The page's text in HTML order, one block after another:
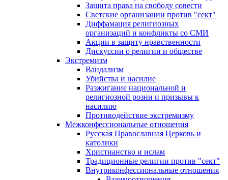
Защита права на свободу совести
Светские организации против "сект"
Диффамация религиозных
организаций и конфликты со СМИ
Акции в защиту нравственности
Дискуссии о религии и обществе
Экстремизм
Вандализм
Убийства и насилие
Разжигание национальной и
религиозной розни и призывы к
насилию
Противодействие экстремизму
Межконфессиональные отношения
Русская Православная Церковь и
католики
Христианство и ислам
Традиционные религии против "сект"
Внутриконфессиональные отношения